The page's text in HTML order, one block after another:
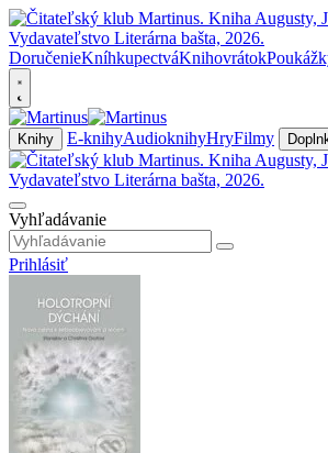
DoručenieKníhkupectváKnihovrátok
Knihy E-knihyAudioknihyHryFilmy
Vyhľadávanie
Prihlásiť